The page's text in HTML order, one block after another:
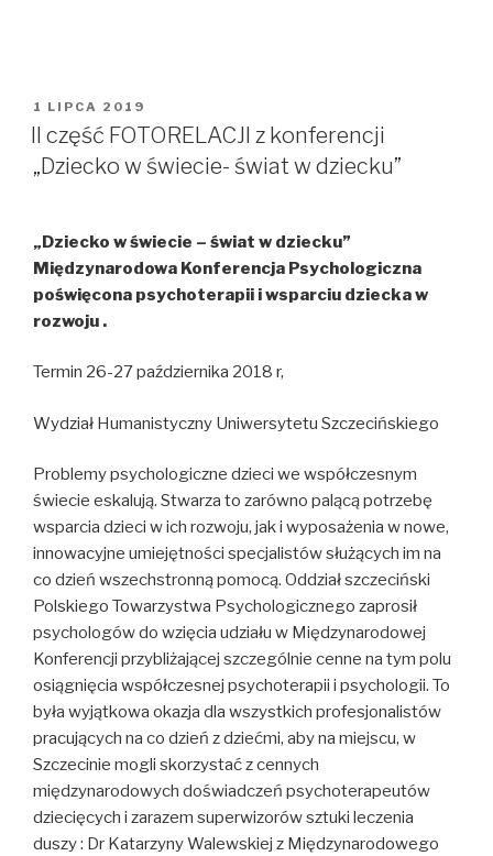
OPUBLIKOWANE
W
1 LIPCA 2019
II część FOTORELACJI z konferencji
„Dziecko w świecie- świat w dziecku”
„Dziecko w świecie – świat w dziecku”
Międzynarodowa Konferencja Psychologiczna
poświęcona psychoterapii i wsparciu dziecka w
rozwoju .
Termin 26-27 października 2018 r,
Wydział Humanistyczny Uniwersytetu Szczecińskiego
Problemy psychologiczne dzieci we współczesnym
świecie eskalują. Stwarza to zarówno palącą potrzebę
wsparcia dzieci w ich rozwoju, jak i wyposażenia w nowe,
innowacyjne umiejętności specjalistów służących im na
co dzień wszechstronną pomocą. Oddział szczeciński
Polskiego Towarzystwa Psychologicznego zaprosił
psychologów do wzięcia udziału w Międzynarodowej
Konferencji przybliżającej szczególnie cenne na tym polu
osiągnięcia współczesnej psychoterapii i psychologii. To
była wyjątkowa okazja dla wszystkich profesjonalistów
pracujących na co dzień z dziećmi, aby na miejscu, w
Szczecinie mogli skorzystać z cennych
międzynarodowych doświadczeń psychoterapeutów
dziecięcych i zarazem superwizorów sztuki leczenia
duszy : Dr Katarzyny Walewskiej z Międzynarodowego